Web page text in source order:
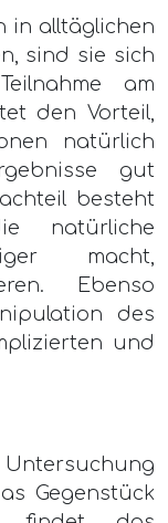
in alltäglichen
sind sie sich
am
den Vorteil,
natürlich
gut
besteht
natürliche
macht,
Ebenso
des
und
Gegenstück